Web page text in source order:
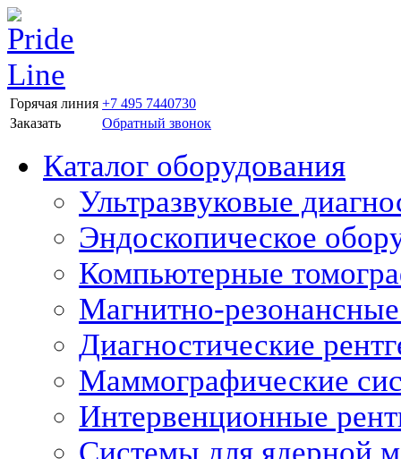
Горячая линия +7 495 7440730
Заказать
Обратный звонок
Каталог оборудования
Ультразвуковые
Эндоскопическое
Компьютерные
Магнитно-
Диагностические
Маммографические
Интервенционные